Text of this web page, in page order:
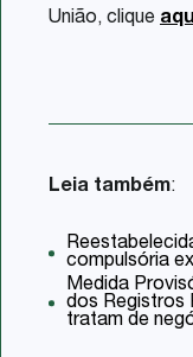
União, clique
Leia também:
compulsória
Medida
dos Registros
tratam de